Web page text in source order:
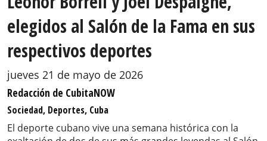
elegidos al Salón de la Fama en sus
respectivos deportes
jueves 21 de mayo de 2026
Redacción de CubitaNOW
Sociedad, Deportes, Cuba
El deporte cubano vive una semana histórica con la